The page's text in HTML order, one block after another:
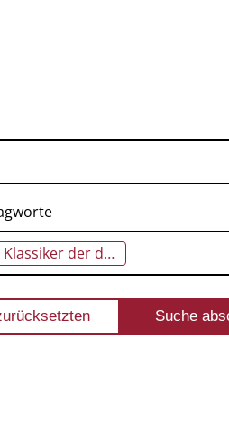
Klassiker der deutschsprachgen Gegenwartsliteratur